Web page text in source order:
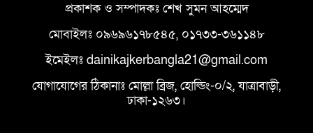
প্রকাশক ও সম্পাদকঃ শেখ সুমন আহম্মেদ
মোবাইলঃ ০৯৬৯৬১৭৮৫৪৫, ০১৭৩৩-৩৬১১৪৮
ইমেইলঃ dainikajkerbangla21@gmail.com
যোগাযোগের ঠিকানাঃ মোল্লা ব্রিজ, হোল্ডিং-০/২, যাত্রাবাড়ী,
ঢাকা-১২৬৩।